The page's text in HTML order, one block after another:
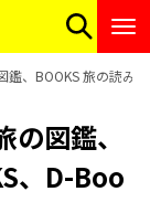
、BOOKS 旅の読み
図鑑、
、D-Boo